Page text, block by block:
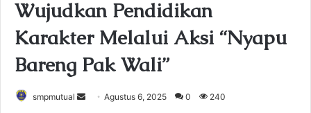
Wujudkan Pendidikan
Karakter Melalui Aksi “Nyapu
Bareng Pak Wali”
smpmutual Agustus 6, 2025 0 240